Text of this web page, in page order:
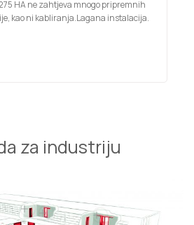
HA ne zahtjeva mnogo pripremnih
kao ni kabliranja.Lagana instalacija.
za industriju